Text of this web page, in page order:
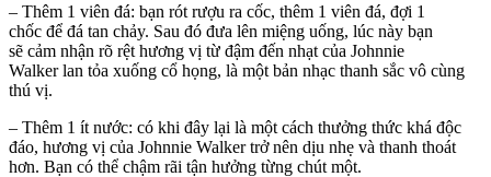
– Thêm 1 viên đá: bạn rót rượu ra cốc, thêm 1 viên đá, đợi 1
chốc để đá tan chảy. Sau đó đưa lên miệng uống, lúc này bạn
sẽ cảm nhận rõ rệt hương vị từ đậm đến nhạt của Johnnie
Walker lan tỏa xuống cổ họng, là một bản nhạc thanh sắc vô cùng
thú vị.
– Thêm 1 ít nước: có khi đây lại là một cách thưởng thức khá độc
đáo, hương vị của Johnnie Walker trở nên dịu nhẹ và thanh thoát
hơn. Bạn có thể chậm rãi tận hưởng từng chút một.